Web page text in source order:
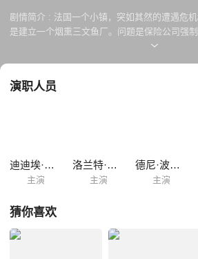
剧情简介 : 法国一个小镇，突如其然的遭遇危
是建立一个烟熏三文鱼厂。问题是保险公司强
镇唯一的医生在五年前退休后再也无人顶替。
演职人员
迪迪埃·布尔东
主演
洛兰特·道驰
主演
德尼·波达利德斯
主演
猜你喜欢